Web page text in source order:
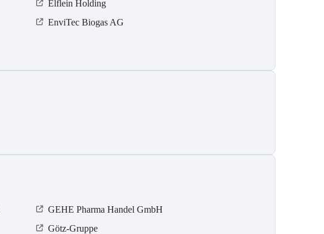
Elflein Holding
EnviTec Biogas AG
GEHE Pharma Handel GmbH
Götz-Gruppe